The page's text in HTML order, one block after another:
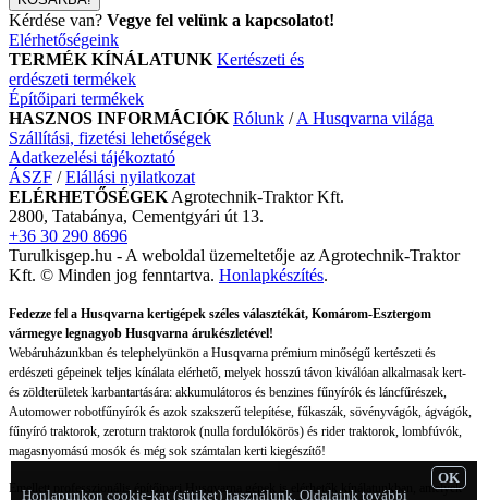
Kérdése van? Vegye fel velünk a kapcsolatot!
Elérhetőségeink
TERMÉK KÍNÁLATUNK Kertészeti és
erdészeti termékek
Építőipari termékek
HASZNOS INFORMÁCIÓK Rólunk /A Husqvarna világa
Szállítási, fizetési lehetőségek
Adatkezelési tájékoztató
ÁSZF /Elállási nyilatkozat
ELÉRHETŐSÉGEK Agrotechnik-Traktor Kft.
2800, Tatabánya, Cementgyári út 13.
+36 30 290 8696
Turulkisgep.hu - A weboldal üzemeltetője az Agrotechnik-Traktor
Kft. © Minden jog fenntartva. Honlapkészítés.
Fedezze fel a Husqvarna kertigépek széles választékát, Komárom-Esztergom
vármegye legnagyob Husqvarna árukészletével!
Webáruházunkban és telephelyünkön a Husqvarna prémium minőségű kertészeti és
erdészeti gépeinek teljes kínálata elérhető, melyek hosszú távon kiválóan alkalmasak kert-
és zöldterületek karbantartására: akkumulátoros és benzines fűnyírók és láncfűrészek,
Automower robotfűnyírók és azok szakszerű telepítése, fűkaszák, sövényvágók, ágvágók,
fűnyíró traktorok, zeroturn traktorok (nulla fordulókörös) és rider traktorok, lombfúvók,
magasnyomású mosók és még sok számtalan kerti kiegészítő!
Emellett professzionális építőipari Husqvarna gépek is elérhetők kínálatunkban, amelyek
OK
Honlapunkon cookie-kat (sütiket) használunk. Oldalaink további